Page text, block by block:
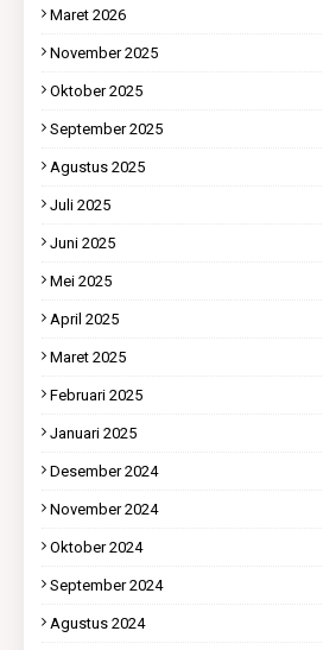
Maret 2026
November 2025
Oktober 2025
September 2025
Agustus 2025
Juli 2025
Juni 2025
Mei 2025
April 2025
Maret 2025
Februari 2025
Januari 2025
Desember 2024
November 2024
Oktober 2024
September 2024
Agustus 2024